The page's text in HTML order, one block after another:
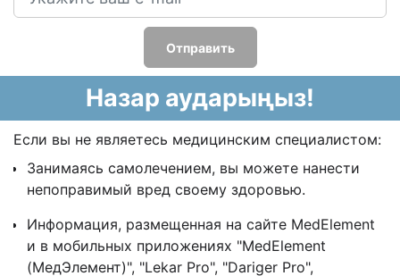
Отправить
Назар аударыңыз!
Если вы не являетесь медицинским специалистом:
Занимаясь самолечением, вы можете нанести
непоправимый вред своему здоровью.
Информация, размещенная на сайте MedElement
и в мобильных приложениях "MedElement
(МедЭлемент)", "Lekar Pro", "Dariger Pro",